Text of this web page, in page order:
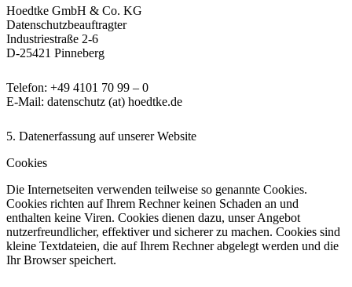
Hoedtke GmbH & Co. KG
Datenschutzbeauftragter
Industriestraße 2-6
D-25421 Pinneberg
Telefon: +49 4101 70 99 – 0
E-Mail: datenschutz (at) hoedtke.de
5. Datenerfassung auf unserer Website
Cookies
Die Internetseiten verwenden teilweise so genannte Cookies.
Cookies richten auf Ihrem Rechner keinen Schaden an und
enthalten keine Viren. Cookies dienen dazu, unser Angebot
nutzerfreundlicher, effektiver und sicherer zu machen. Cookies sind
kleine Textdateien, die auf Ihrem Rechner abgelegt werden und die
Ihr Browser speichert.